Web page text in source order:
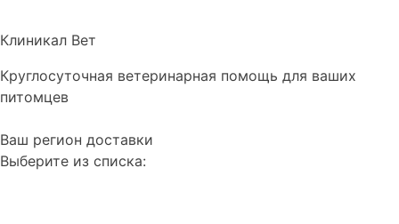
Клиникал Вет
Круглосуточная ветеринарная помощь для ваших
питомцев
Ваш регион доставки
Выберите из списка: